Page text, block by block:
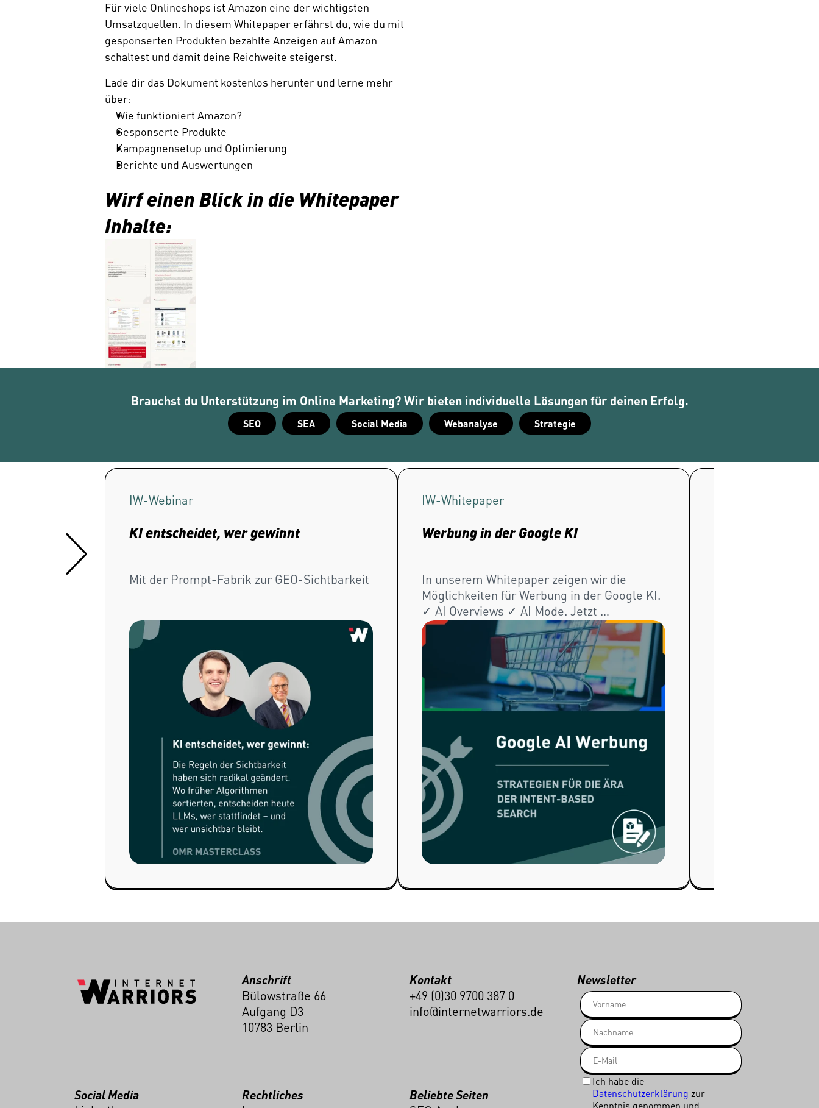
Für viele Onlineshops ist Amazon eine der wichtigsten
Umsatzquellen. In diesem Whitepaper erfährst du, wie du mit
gesponserten Produkten bezahlte Anzeigen auf Amazon
schaltest und damit deine Reichweite steigerst.
Lade dir das Dokument kostenlos herunter und lerne mehr
über:
Wie funktioniert Amazon?
Gesponserte Produkte
Kampagnensetup und Optimierung
Berichte und Auswertungen
Wirf einen Blick in die Whitepaper
Inhalte:
Brauchst du Unterstützung im Online Marketing? Wir bieten individuelle Lösungen für deinen Erfolg.
SEO SEA Social Media Webanalyse Strategie
IW-Webinar
KI entscheidet, wer gewinnt
Mit der Prompt-Fabrik zur GEO-Sichtbarkeit
IW-Whitepaper
Werbung in der Google KI
In unserem Whitepaper zeigen wir die
Möglichkeiten für Werbung in der Google KI.
✓ AI Overviews ✓ AI Mode. Jetzt
herunterladen!
Social Media
Anschrift
Bülowstraße 66
Aufgang D3
10783 Berlin
Rechtliches
Kontakt
+49 (0)30 9700 387 0
info@internetwarriors.de
Beliebte Seiten
Newsletter
Ich habe die
Datenschutzerklärung zur
Kenntnis genommen und